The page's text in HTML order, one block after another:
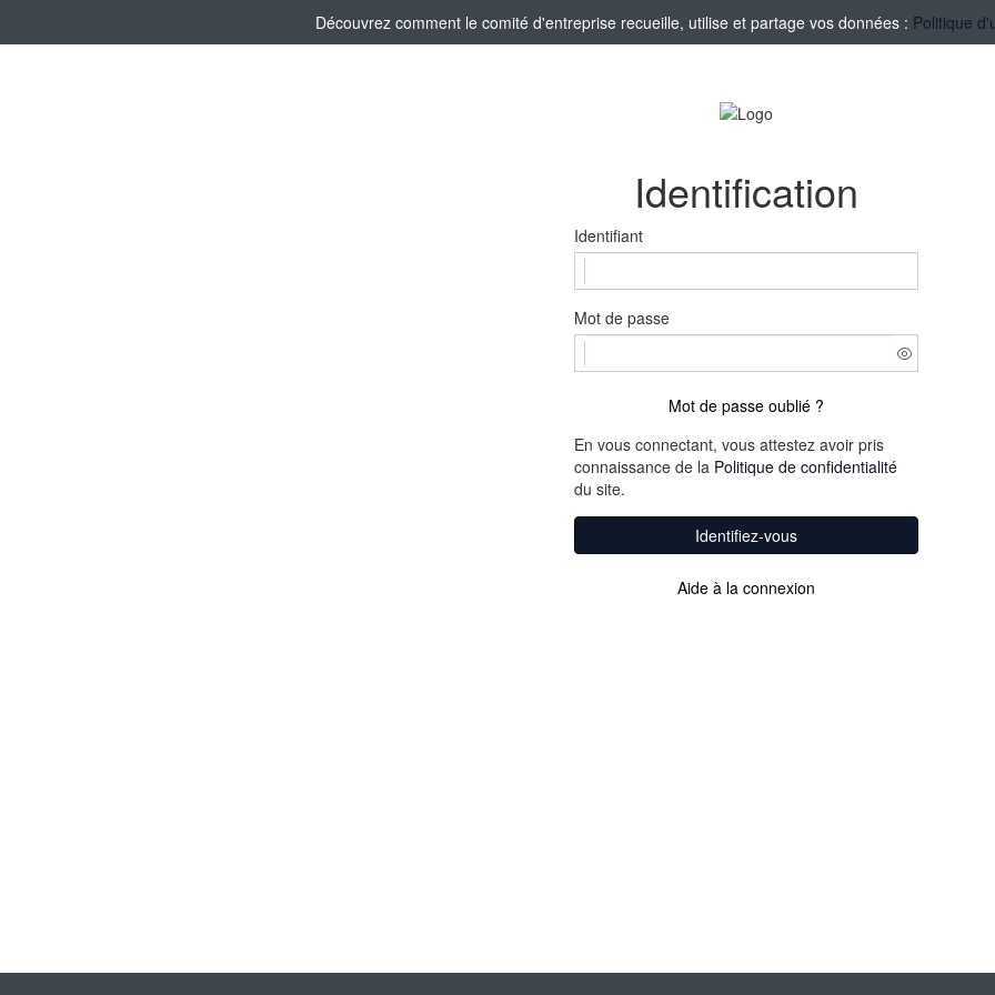
Découvrez comment le comité d'entreprise recueille, utilise et partage vos données : Politique
Identification
Identifiant
Mot de passe
Mot de passe oublié ?
En vous connectant, vous attestez avoir pris
connaissance de la Politique de confidentialité
du site.
Identifiez-vous
Aide à la connexion